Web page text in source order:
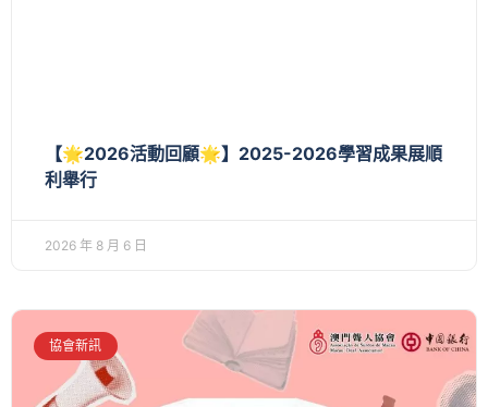
【🌟2026活動回顧🌟】2025-2026學習成果展順
利舉行
2026 年 8 月 6 日
協會新訊